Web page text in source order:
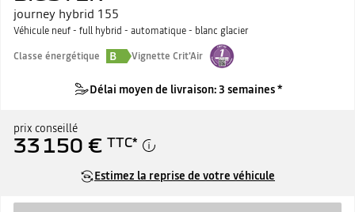
journey hybrid 155
Véhicule neuf - full hybrid - automatique - blanc glacier
Classe énergétique
B Vignette Crit'Air
Délai moyen de livraison: 3 semaines *
prix conseillé
33 150 € TTC*
Estimez la reprise de votre véhicule